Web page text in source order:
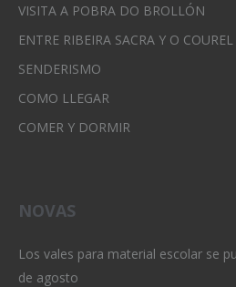
VISITA A POBRA DO BROLLÓN
ENTRE RIBEIRA SACRA Y O COUREL
SENDERISMO
COMO LLEGAR
COMER Y DORMIR
NOVAS
Los vales para material escolar se
de agosto